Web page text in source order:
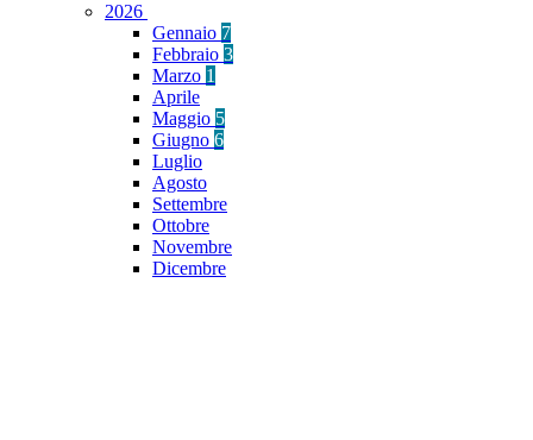
2026
Gennaio 7
Febbraio 3
Marzo 1
Aprile
Maggio 5
Giugno 6
Luglio
Agosto
Settembre
Ottobre
Novembre
Dicembre